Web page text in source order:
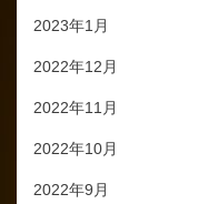
2023年1月
2022年12月
2022年11月
2022年10月
2022年9月